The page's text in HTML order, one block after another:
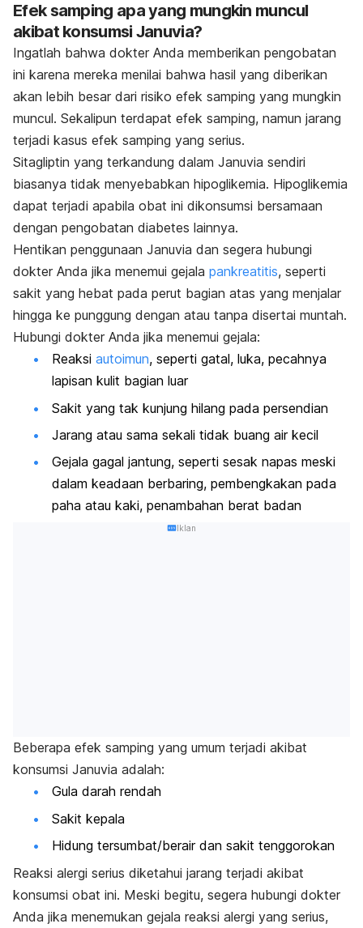
Efek samping apa yang mungkin muncul
akibat konsumsi Januvia?
Ingatlah bahwa dokter Anda memberikan pengobatan
ini karena mereka menilai bahwa hasil yang diberikan
akan lebih besar dari risiko efek samping yang mungkin
muncul. Sekalipun terdapat efek samping, namun jarang
terjadi kasus efek samping yang serius.
Sitagliptin yang terkandung dalam Januvia sendiri
biasanya tidak menyebabkan hipoglikemia. Hipoglikemia
dapat terjadi apabila obat ini dikonsumsi bersamaan
dengan pengobatan diabetes lainnya.
Hentikan penggunaan Januvia dan segera hubungi
dokter Anda jika menemui gejala pankreatitis, seperti
sakit yang hebat pada perut bagian atas yang menjalar
hingga ke punggung dengan atau tanpa disertai muntah.
Hubungi dokter Anda jika menemui gejala:
Reaksi autoimun, seperti gatal, luka, pecahnya
lapisan kulit bagian luar
Sakit yang tak kunjung hilang pada persendian
Jarang atau sama sekali tidak buang air kecil
Gejala gagal jantung, seperti sesak napas meski
dalam keadaan berbaring, pembengkakan pada
paha atau kaki, penambahan berat badan
Iklan
Beberapa efek samping yang umum terjadi akibat
konsumsi Januvia adalah:
Gula darah rendah
Sakit kepala
Hidung tersumbat/berair dan sakit tenggorokan
Reaksi alergi serius diketahui jarang terjadi akibat
konsumsi obat ini. Meski begitu, segera hubungi dokter
Anda jika menemukan gejala reaksi alergi yang serius,